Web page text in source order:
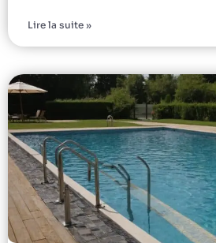
Lire la suite »